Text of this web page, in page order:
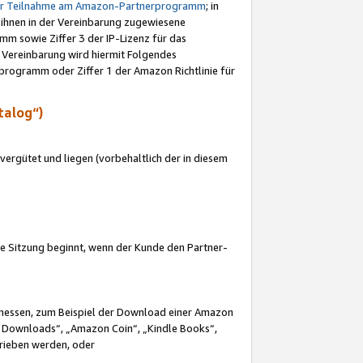
Teilnahme am Amazon-Partnerprogramm; in
in der Vereinbarung zugewiesene
sowie Ziffer 3 der IP-Lizenz für das
wird hiermit Folgendes
oder Ziffer 1 der Amazon Richtlinie für
und liegen (vorbehaltlich der in diesem
Sitzung beginnt, wenn der Kunde den Partner-
zum Beispiel der Download einer Amazon
„Amazon Coin“, „Kindle Books“,
werden, oder